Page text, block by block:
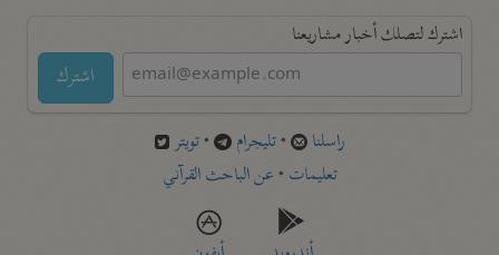
اشترك لتصلك أخبار مشاريعنا
اشترك
راسلنا •تليجرام •تويتر
تعليمات •عن الباحث القرآني